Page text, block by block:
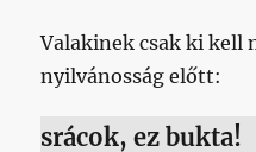
Valakinek csak ki kell
nyilvánosság előtt:
srácok, ez bukta!